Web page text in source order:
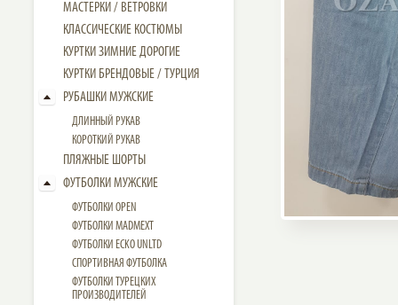
МАСТЕРКИ / ВЕТРОВКИ
КЛАССИЧЕСКИЕ КОСТЮМЫ
КУРТКИ ЗИМНИЕ ДОРОГИЕ
КУРТКИ БРЕНДОВЫЕ / ТУРЦИЯ
РУБАШКИ МУЖСКИЕ
ДЛИННЫЙ РУКАВ
КОРОТКИЙ РУКАВ
ПЛЯЖНЫЕ ШОРТЫ
ФУТБОЛКИ МУЖСКИЕ
ФУТБОЛКИ OPEN
ФУТБОЛКИ MADMEXT
ФУТБОЛКИ ECKO UNLTD
СПОРТИВНАЯ ФУТБОЛКА
ФУТБОЛКИ ТУРЕЦКИХ
ПРОИЗВОДИТЕЛЕЙ